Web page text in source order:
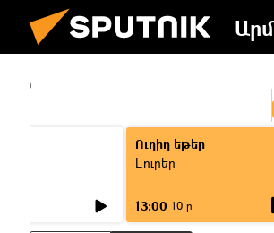
12:00
Ուղիղ եթեր
Լուրեր
13:00 10 ր